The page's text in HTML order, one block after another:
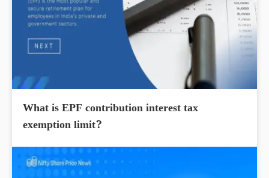
What is EPF contribution interest tax
exemption limit?